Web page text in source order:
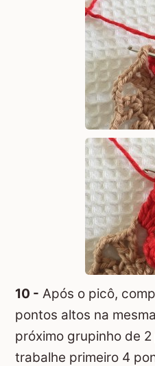
10 - Após o picô,
pontos altos na
próximo grupinho de
trabalhe primeiro 4